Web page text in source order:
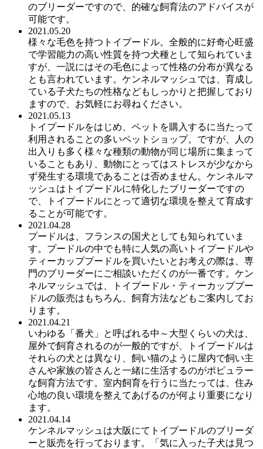
のブリーダーですので、的確な飼育法のアドバイスが
可能です。
2021.05.20
様々な毛色を持つトイプードル。全般的に好奇心旺盛
で学習能力の高い性質を持つ犬種として知られていま
すが、一説にはその毛色によって性格の分布が異なる
とも言われています。ケンネルマッシュでは、育成し
ている子犬たちの性格などもしっかりと把握しており
ますので、お気軽にお尋ねください。
2021.05.13
トイプードルをはじめ、ペットを購入するに当たって
利用されることの多いペットショップ。ですが、人の
出入りも多く様々な種類の動物が同じ場所に集まって
いることもあり、動物にとってはストレスが少なから
ず発生する環境であることは否めません。ケンネルマ
ッシュはトイプードルに特化したブリーダーですの
で、トイプードルにとって適切な環境を整えて育成す
ることが可能です。
2021.04.28
プードルは、フランスの国犬としても知られていま
す。プードルの中でも特に人気の高いトイプードルや
ティーカッププードルを買いたいとお考えの際は、専
門のブリーダーにご相談いただくのが一番です。ケン
ネルマッシュでは、トイプードル・ティーカッププー
ドルの販売はもちろん、飼育方法などもご案内してお
ります。
2021.04.21
いわゆる「番犬」と呼ばれる中～大型くらいの犬は、
屋外で飼育されるのが一般的ですが、トイプードルは
それらの犬とは異なり、飼い猫のように屋内で飼い主
さんや家族の皆さんと一緒に生活するのがポピュラー
な飼育方法です。室内飼育を行うに当たっては、住み
心地の良い環境を整えてあげるのが何より重要になり
ます。
2021.04.14
ケンネルマッシュは大阪にてトイプードルのブリーダ
ーと販売を行っております。「気に入った子犬は見つ